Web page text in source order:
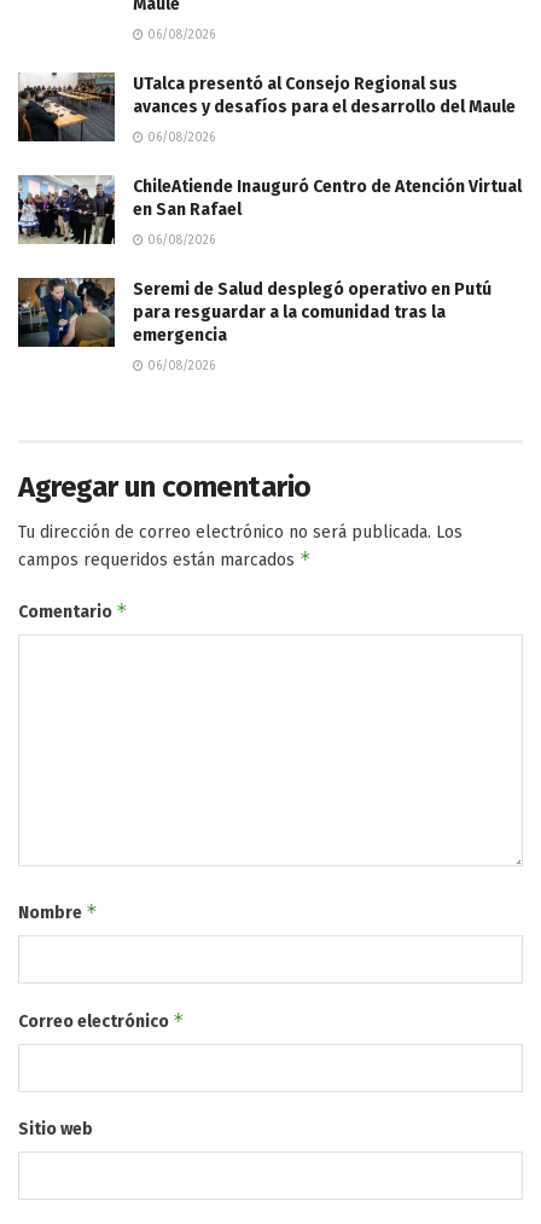
06/08/2026
UTalca presentó al Consejo Regional sus
avances y desafíos para el desarrollo del Maule
06/08/2026
ChileAtiende Inauguró Centro de Atención Virtual
en San Rafael
06/08/2026
Seremi de Salud desplegó operativo en Putú
para resguardar a la comunidad tras la
emergencia
06/08/2026
Agregar un comentario
Tu dirección de correo electrónico no será publicada. Los
campos requeridos están marcados *
Comentario *
Nombre *
Correo electrónico *
Sitio web